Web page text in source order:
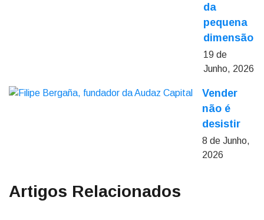
da
pequena
dimensão
19 de
Junho, 2026
Vender
não é
desistir
8 de Junho,
2026
Artigos Relacionados